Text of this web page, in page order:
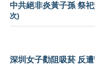
中共絕非炎黃子孫 祭
次)
深圳女子勸阻吸菸 反遭